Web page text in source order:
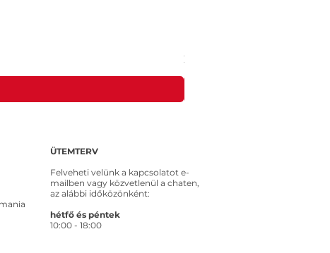
Ár
20 653 Ft
ÜTEMTERV
Felveheti velünk a kapcsolatot e-
mailben vagy közvetlenül a chaten,
az alábbi időközönként:
hétfő és péntek
10:00 - 18:00